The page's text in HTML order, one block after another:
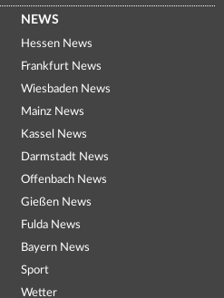
NEWS
Hessen News
Frankfurt News
Wiesbaden News
Mainz News
Kassel News
Darmstadt News
Offenbach News
Gießen News
Fulda News
Bayern News
Sport
Wetter